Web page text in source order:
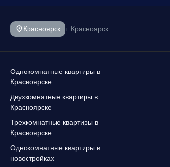
Красноярск г. Красноярск
Однокомнатные квартиры в
Красноярске
Двухкомнатные квартиры в
Красноярске
Трехкомнатные квартиры в
Красноярске
Однокомнатные квартиры в
новостройках